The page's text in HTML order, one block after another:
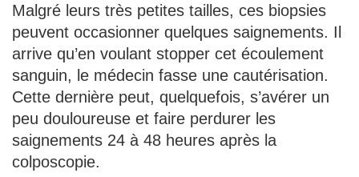
Malgré leurs très petites tailles, ces biopsies
peuvent occasionner quelques saignements. Il
arrive qu’en voulant stopper cet écoulement
sanguin, le médecin fasse une cautérisation.
Cette dernière peut, quelquefois, s’avérer un
peu douloureuse et faire perdurer les
saignements 24 à 48 heures après la
colposcopie.